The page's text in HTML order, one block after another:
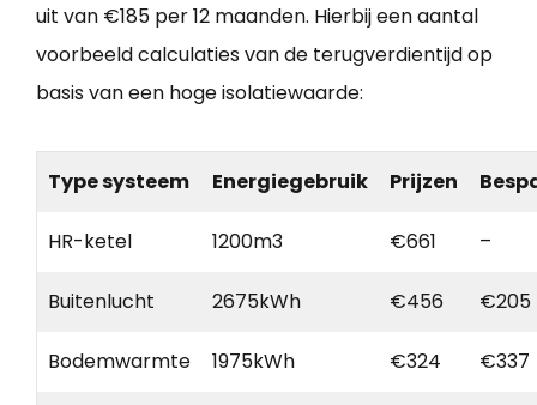
uit van €185 per 12 maanden. Hierbij een aantal
voorbeeld calculaties van de terugverdientijd op
basis van een hoge isolatiewaarde:
Type systeem Energiegebruik Prijzen
HR-ketel 1200m3 €661 –
Buitenlucht 2675kWh €456 €205
Bodemwarmte 1975kWh €324 €337